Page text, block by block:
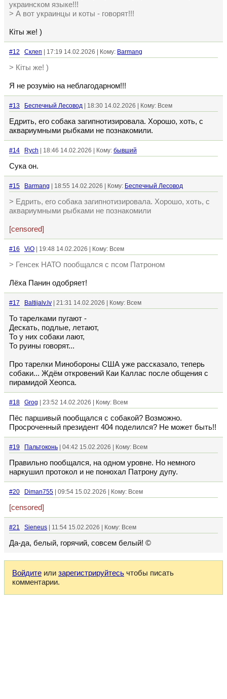
украинском языке!!!
> А вот украинцы и коты - говорят!!!
Кiты же! )
#12 Склеп | 17:19 14.02.2026 | Кому: Barmang
> Кiты же! )
Я не розумiю на неблагодарном!!!
#13 Беспечный Лесовод | 18:30 14.02.2026 | Кому: Всем
Едрить, его собака загипнотизировала. Хорошо, хоть, с
аквариумными рыбками не познакомили.
#14 Rych | 18:46 14.02.2026 | Кому: бывший
Сука он.
#15 Barmang | 18:55 14.02.2026 | Кому: Беспечный Лесовод
> Едрить, его собака загипнотизировала. Хорошо, хоть, с
аквариумными рыбками не познакомили
[censored]
#16 ViO | 19:48 14.02.2026 | Кому: Всем
> Генсек НАТО пообщался с псом Патроном
Лёха Панин одобряет!
#17 Baltijalv.lv | 21:31 14.02.2026 | Кому: Всем
То тарелками пугают -
Дескать, подлые, летают,
То у них собаки лают,
То руины говорят...
Про тарелки Минобороны США уже рассказало, теперь
собаки... Ждём откровений Каи Каллас после общения с
пирамидой Хеопса.
#18 Grog | 23:52 14.02.2026 | Кому: Всем
Пёс паршивый пообщался с собакой? Возможно.
Просроченный президент 404 поделился? Не может быть!!
#19 Пальтоконь | 04:42 15.02.2026 | Кому: Всем
Правильно пообщался, на одном уровне. Но немного
наркушил протокол и не понюхал Патрону дупу.
#20 Diman755 | 09:54 15.02.2026 | Кому: Всем
[censored]
#21 Sieneus | 11:54 15.02.2026 | Кому: Всем
Да-да, белый, горячий, совсем белый! ©
Войдите или зарегистрируйтесь чтобы писать
комментарии.